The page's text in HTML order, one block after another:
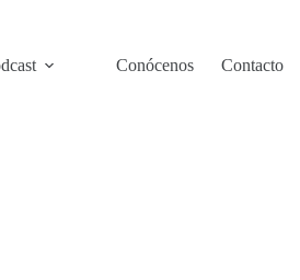
Conócenos Contacto